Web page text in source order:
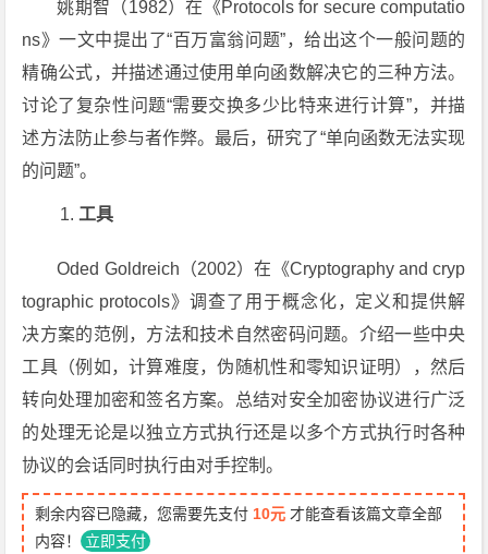
姚期智（1982）在《Protocols for secure computatio
ns》一文中提出了“百万富翁问题”，给出这个一般问题的
精确公式，并描述通过使用单向函数解决它的三种方法。
讨论了复杂性问题“需要交换多少比特来进行计算”，并描
述方法防止参与者作弊。最后，研究了“单向函数无法实现
的问题”。
工具
Oded Goldreich（2002）在《Cryptography and cryp
tographic protocols》调查了用于概念化，定义和提供解
决方案的范例，方法和技术自然密码问题。介绍一些中央
工具（例如，计算难度，伪随机性和零知识证明），然后
转向处理加密和签名方案。总结对安全加密协议进行广泛
的处理无论是以独立方式执行还是以多个方式执行时各种
协议的会话同时执行由对手控制。
剩余内容已隐藏，您需要先支付 10元 才能查看该篇文章全部
内容！ 立即支付